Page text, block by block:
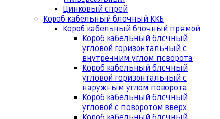
Цинковый спрей
Короб кабельный блочный ККБ
Короб кабельный блочный прямой
Короб кабельный блочный
угловой горизонтальный с
внутренним углом поворота
Короб кабельный блочный
угловой горизонтальный с
наружным углом поворота
Короб кабельный блочный
угловой с поворотом вверх